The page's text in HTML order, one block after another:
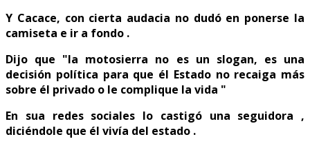
Y Cacace, con cierta audacia no dudó en ponerse la
camiseta e ir a fondo .
Dijo que "la motosierra no es un slogan, es una
decisión política para que él Estado no recaiga más
sobre él privado o le complique la vida "
En sua redes sociales lo castigó una seguidora ,
diciéndole que él vivía del estado .